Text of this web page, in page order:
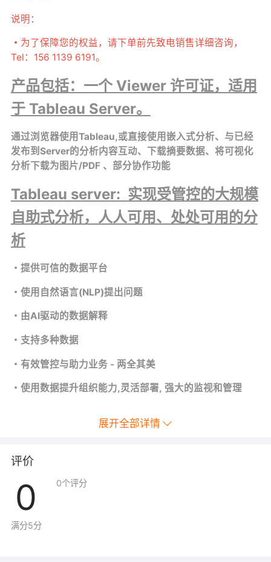
说明：
・ 为了保障您的权益，请下单前先致电销售详细咨询，
Tel：156 1139 6191。
产品包括：一个 Viewer 许可证，适用
于 Tableau Server。
通过浏览器使用Tableau,或直接使用嵌入式分析、与已经
发布到Server的分析内容互动、下载摘要数据、将可视化
分析下载为图片/PDF 、部分协作功能
Tableau server: 实现受管控的大规模
自助式分析，人人可用、处处可用的分
析
・提供可信的数据平台
・ 使用自然语言(NLP)提出问题
・ 由AI驱动的数据解释
・ 支持多种数据
・有效管控与助力业务 - 两全其美
・ 使用数据提升组织能力,灵活部署, 强大的监视和管理
展开全部详情
评价
0
满分5分
0个评分